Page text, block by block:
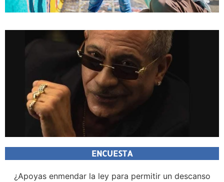
ENCUESTA
¿Apoyas enmendar la ley para permitir un descanso